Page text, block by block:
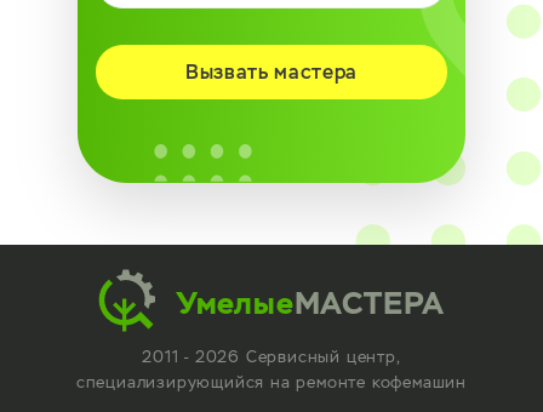
Вызвать мастера
УмелыеМАСТЕРА
2011 - 2026 Сервисный центр,
специализирующийся на ремонте кофемашин